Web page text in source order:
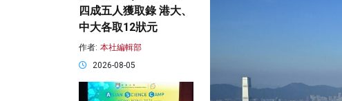
四成五人獲取錄 港大、
中大各取12狀元
作者: 本社編輯部
2026-08-05